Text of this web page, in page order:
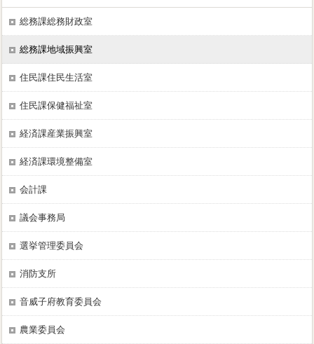
総務課総務財政室
総務課地域振興室
住民課住民生活室
住民課保健福祉室
経済課産業振興室
経済課環境整備室
会計課
議会事務局
選挙管理委員会
消防支所
音威子府教育委員会
農業委員会